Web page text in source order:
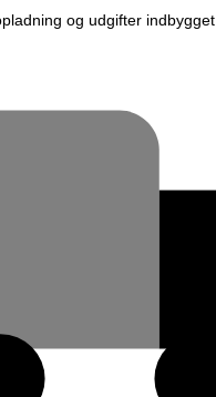
og udgifter indbygget.